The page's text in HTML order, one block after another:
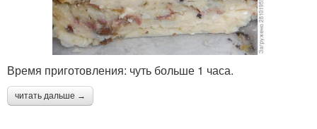
Время приготовления: чуть больше 1 часа.
читать дальше →